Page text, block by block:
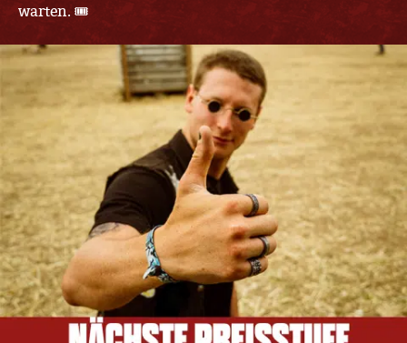
warten. 🎟️